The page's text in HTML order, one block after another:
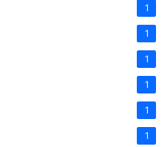
1
1
1
1
1
1